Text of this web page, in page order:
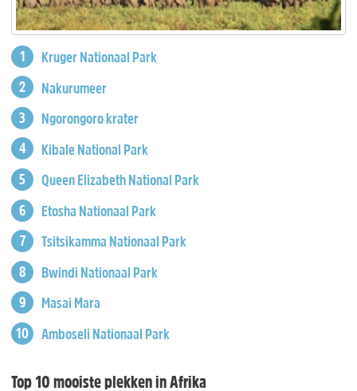
Kruger Nationaal Park
Nakurumeer
Ngorongoro krater
Kibale National Park
Queen Elizabeth National Park
Etosha Nationaal Park
Tsitsikamma Nationaal Park
Bwindi Nationaal Park
Masai Mara
Amboseli Nationaal Park
Top 10 mooiste plekken in Afrika